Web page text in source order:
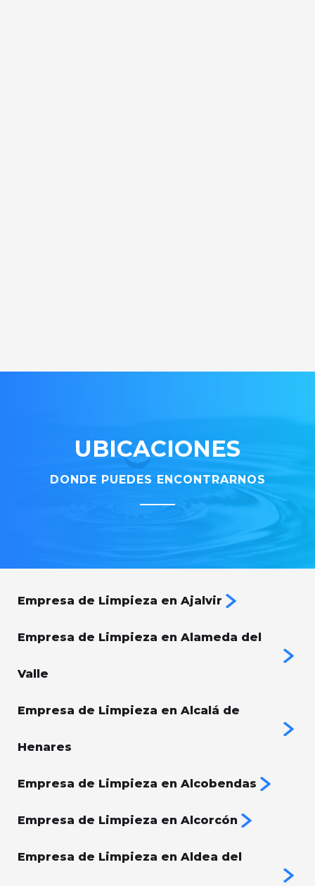
UBICACIONES
DONDE PUEDES ENCONTRARNOS
Empresa de Limpieza en Ajalvir
Empresa de Limpieza en Alameda del
Valle
Empresa de Limpieza en Alcalá de
Henares
Empresa de Limpieza en Alcobendas
Empresa de Limpieza en Alcorcón
Empresa de Limpieza en Aldea del